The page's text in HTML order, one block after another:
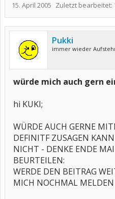
15. April 2005 Zuletzt bearbeitet:
Pukki
immer wieder
würde mich auch gern
hi KUKI;
WÜRDE AUCH GERNE
DEFINITF ZUSAGEN
NICHT - DENKE ENDE
BEURTEILEN:
WERDE DEN BEITRAG
MICH NOCHMAL MELDEN